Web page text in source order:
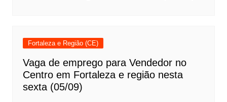
Fortaleza e Região (CE)
Vaga de emprego para Vendedor no
Centro em Fortaleza e região nesta
sexta (05/09)